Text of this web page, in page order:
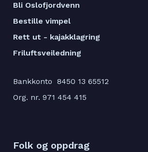
Bli Oslofjordvenn
Bestille vimpel
Rett ut - kajakklagring
Friluftsveiledning
Bankkonto 8450 13 65512
Org. nr. 971 454 415
Folk og oppdrag